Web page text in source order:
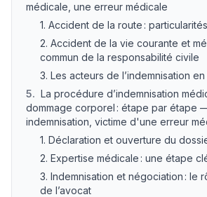
médicale, une erreur médicale
1. Accident de la route :
2. Accident de la vie courante et
commun de la responsabilité civile
3. Les acteurs de l’indemnisation
5. La procédure d’indemnisation
dommage corporel : étape par étape
indemnisation, victime d'une erreur
1. Déclaration et ouverture du
2. Expertise médicale : une étape
3. Indemnisation et négociation : le
de l’avocat